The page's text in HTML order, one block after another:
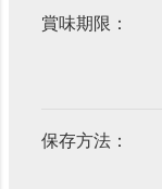
賞味期限：
保存方法：